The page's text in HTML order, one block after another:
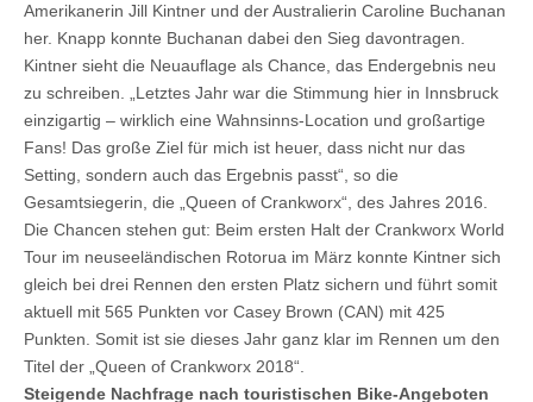
Amerikanerin Jill Kintner und der Australierin Caroline Buchanan
her. Knapp konnte Buchanan dabei den Sieg davontragen.
Kintner sieht die Neuauflage als Chance, das Endergebnis neu
zu schreiben. „Letztes Jahr war die Stimmung hier in Innsbruck
einzigartig – wirklich eine Wahnsinns-Location und großartige
Fans! Das große Ziel für mich ist heuer, dass nicht nur das
Setting, sondern auch das Ergebnis passt“, so die
Gesamtsiegerin, die „Queen of Crankworx“, des Jahres 2016.
Die Chancen stehen gut: Beim ersten Halt der Crankworx World
Tour im neuseeländischen Rotorua im März konnte Kintner sich
gleich bei drei Rennen den ersten Platz sichern und führt somit
aktuell mit 565 Punkten vor Casey Brown (CAN) mit 425
Punkten. Somit ist sie dieses Jahr ganz klar im Rennen um den
Titel der „Queen of Crankworx 2018“.
Steigende Nachfrage nach touristischen Bike-Angeboten